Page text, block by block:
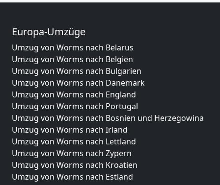
Europa-Umzüge
Umzug von Worms nach Belarus
Umzug von Worms nach Belgien
Umzug von Worms nach Bulgarien
Umzug von Worms nach Dänemark
Umzug von Worms nach England
Umzug von Worms nach Portugal
Umzug von Worms nach Bosnien und Herzegowina
Umzug von Worms nach Irland
Umzug von Worms nach Lettland
Umzug von Worms nach Zypern
Umzug von Worms nach Kroatien
Umzug von Worms nach Estland